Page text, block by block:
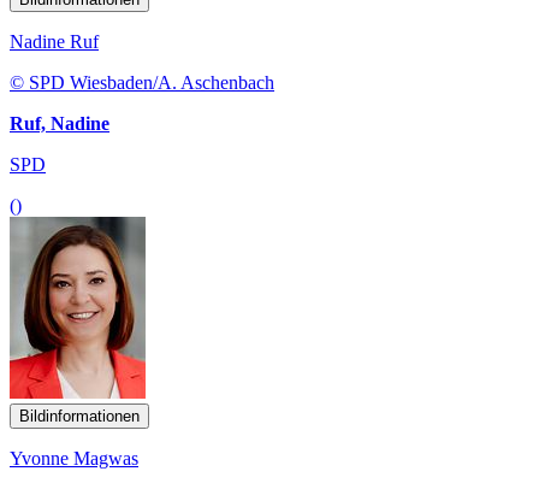
Nadine Ruf
© SPD Wiesbaden/A. Aschenbach
Ruf, Nadine
SPD
()
Bildinformationen
Yvonne Magwas